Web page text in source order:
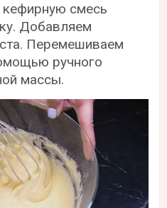
смесь
Добавляем
Перемешиваем
ручного
массы.